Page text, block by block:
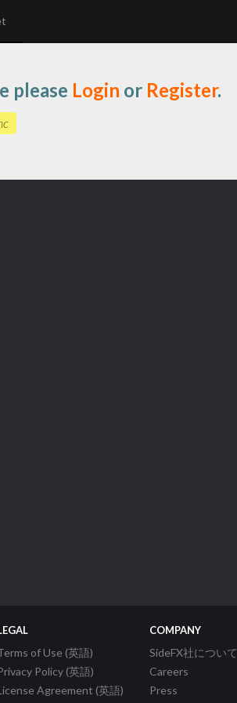
please Login or Register.
of Use (英語)
Policy (英語)
Agreement (英語)
COMPANY
SideFX社について
Careers
Press